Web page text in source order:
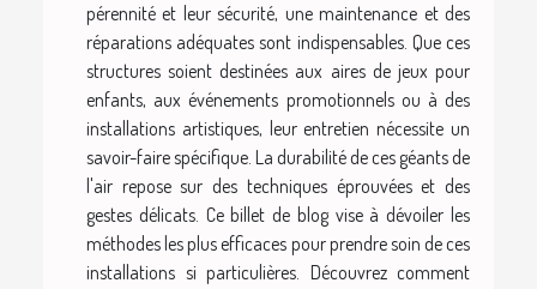
pérennité et leur sécurité, une maintenance et des
réparations adéquates sont indispensables. Que ces
structures soient destinées aux aires de jeux pour
enfants, aux événements promotionnels ou à des
installations artistiques, leur entretien nécessite un
savoir-faire spécifique. La durabilité de ces géants de
l'air repose sur des techniques éprouvées et des
gestes délicats. Ce billet de blog vise à dévoiler les
méthodes les plus efficaces pour prendre soin de ces
installations si particulières. Découvrez comment